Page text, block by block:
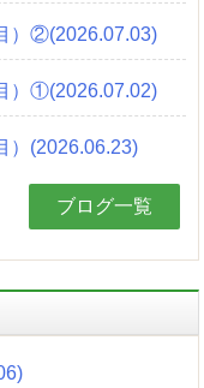
）②(2026.07.03)
）①(2026.07.02)
）(2026.06.23)
ブログ一覧